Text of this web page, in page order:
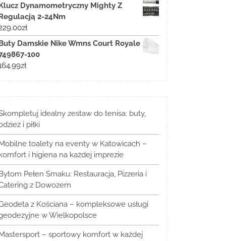
Dynamometryczny Mighty Z
2-24Nm
zł
Damskie Nike Wmns Court Royale
100
zł
idealny zestaw do tenisa: buty,
i piłki
toalety na eventy w Katowicach –
i higiena na każdej imprezie
Pełen Smaku: Restauracja, Pizzeria i
z Dowozem
z Kościana – kompleksowe usługi
w Wielkopolsce
– sportowy komfort w każdej